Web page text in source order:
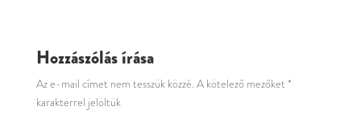
Hozzászólás írása
Az e-mail címet nem tesszük közzé. A kötelező mezőket *
karakterrel jelöltük